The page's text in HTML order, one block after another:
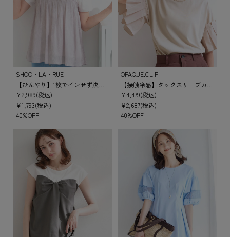
SHOO・LA・RUE
¥2,989(税込)
¥1,793(税込)
40%OFF
OPAQUE.CLIP
¥4,479(税込)
¥2,687(税込)
40%OFF